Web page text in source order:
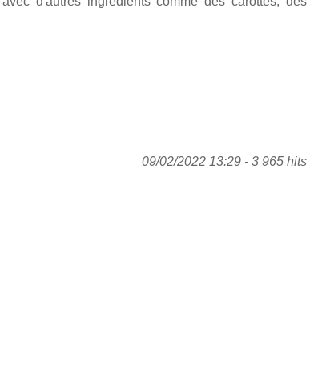
09/02/2022 13:29 - 3 965 hits